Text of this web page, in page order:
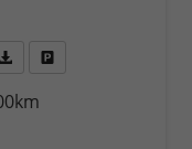
Sie an
Fahrzeugexposé (PDF)